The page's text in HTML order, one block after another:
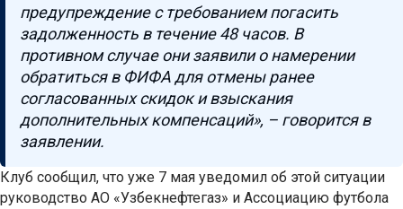
предупреждение с требованием погасить
задолженность в течение 48 часов. В
противном случае они заявили о намерении
обратиться в ФИФА для отмены ранее
согласованных скидок и взыскания
дополнительных компенсаций», – говорится в
заявлении.
Клуб сообщил, что уже 7 мая уведомил об этой ситуации
руководство АО «Узбекнефтегаз» и Ассоциацию футбола